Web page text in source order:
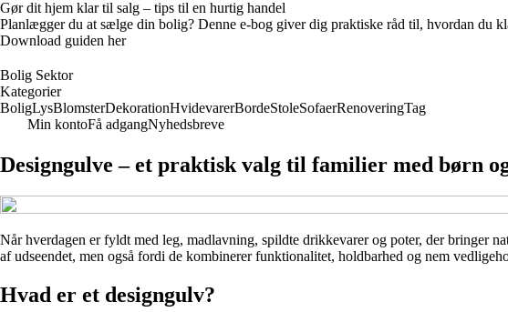
Gør dit hjem klar til salg – tips til en hurtig handel
Planlægger du at sælge din bolig? Denne e-bog giver dig praktiske råd til, hvordan du
Download guiden her
Bolig Sektor
Kategorier
BoligLysBlomsterDekorationHvidevarerBordeStoleSofaerRenoveringTag
Min kontoFå adgangNyhedsbreve
Designgulve – et praktisk valg til familier med børn
Når hverdagen er fyldt med leg, madlavning, spildte drikkevarer og poter, der bringer
af udseendet, men også fordi de kombinerer funktionalitet, holdbarhed og nem
Hvad er et designgulv?